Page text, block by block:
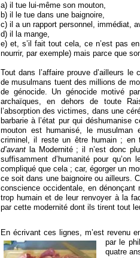
a) il tue lui-même son mouton,
b) il le tue dans une baignoire,
c) il a un rapport personnel, immédiat,
d) il la mange,
e) et, s’il fait tout cela, ce n’est pas
nourrir, par exemple) mais parce que
Tout dans l’affaire prouve d’ailleurs
de musulmans tuent des millions de
de génocide. Un génocide motivé
archaïques, en dehors de toute
l’absorption des victimes, dans une
barbarie à l’état pur qui
mouton est humanisé, le
criminel, il reste un être humain ; en
d’avant la Modernité ; il n’est donc
suffisamment d’humanité pour
compliqué que cela ; car, égorger un
ce soit dans une baignoire ou ailleurs.
conscience occidentale, en dénonçant
trop humain et de leur renvoyer à la
par cette modernité dont ils tirent tout
En écrivant ces lignes, m’est revenu
par le
quatre